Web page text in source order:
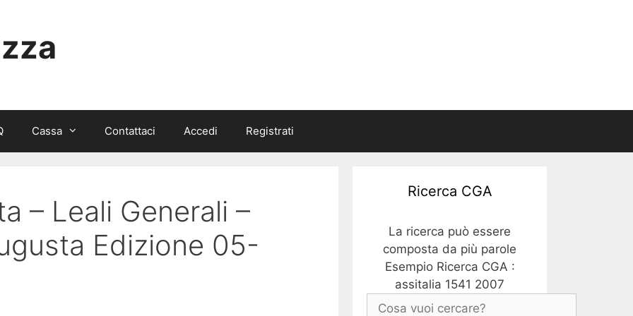
Cassa Contattaci Accedi Registrati
– Leali Generali –
Edizione 05-
Ricerca CGA
La ricerca può essere
composta da più parole
Esempio Ricerca CGA :
assitalia 1541 2007